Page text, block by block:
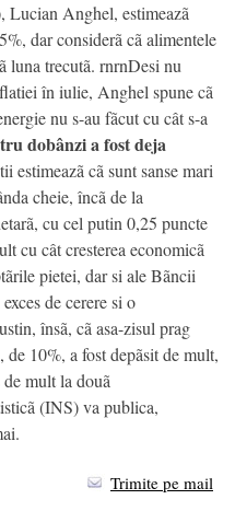
Lucian Anghel, estimeazã
dar considerã cã alimentele
luna trecutã. rnrnDesi nu
în iulie, Anghel spune cã
nu s-au fãcut cu cât s-a
dobânzi a fost deja
estimeazã cã sunt sanse mari
cheie, încã de la
cu cel putin 0,25 puncte
cu cât cresterea economicã
pietei, dar si ale Bãncii
de cerere si o
însã, cã asa-zisul prag
10%, a fost depãsit de mult,
mult la douã
(INS) va publica,
Trimite pe mail